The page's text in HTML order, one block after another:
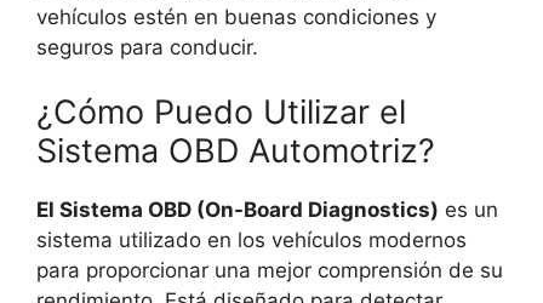
vehículos estén en buenas condiciones y
seguros para conducir.
¿Cómo Puedo Utilizar el
Sistema OBD Automotriz?
El Sistema OBD (On-Board Diagnostics) es un
sistema utilizado en los vehículos modernos
para proporcionar una mejor comprensión de su